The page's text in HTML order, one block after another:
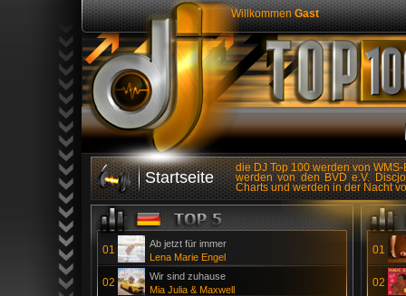
WillkommenGast
Startseite
die DJ Top 100 werden von
werden von den BVD e.V.
Charts und werden in der Nacht
01
Ab jetzt für immer
Lena Marie Engel
02
Wir sind zuhause
Mia Julia & Maxwell
01
02